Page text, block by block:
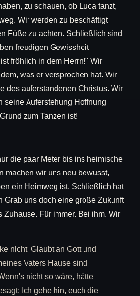
zu schauen, ob Luca tanzt,
Wir werden zu beschäftigt
Füße zu achten. Schließlich sind
freudigen Gewissheit
fröhlich in dem Herrn!" Wir
was er versprochen hat. Wir
des auferstandenen Christus. Wir
seine Auferstehung Hoffnung
zum Tanzen ist!
die paar Meter bis ins heimische
machen wir uns neu bewusst,
ein Heimweg ist. Schließlich hat
Grab uns doch eine große Zukunft
Zuhause. Für immer. Bei ihm. Wir
nicht! Glaubt an Gott und
Vaters Hause sind
nicht so wäre, hätte
Ich gehe hin, euch die